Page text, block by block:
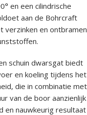
en een cilindrische
aan de Bohrcraft
verzinken en ontbramen
schuin dwarsgat biedt
en koeling tijdens het
die in combinatie met
van de boor aanzienlijk
en nauwkeurig resultaat